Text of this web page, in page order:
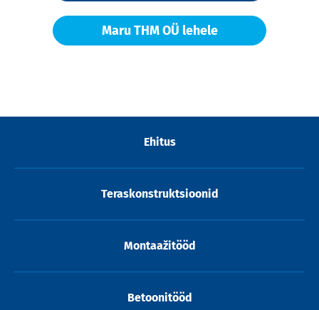
Maru THM OÜ lehele
Ehitus
Teraskonstruktsioonid
Montaažitööd
Betoonitööd